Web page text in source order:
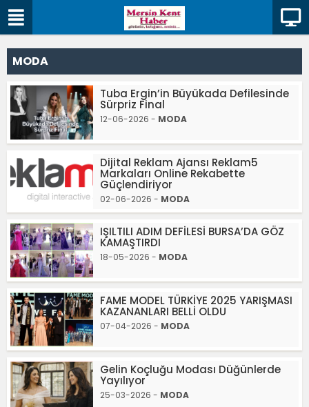
MODA
Tuba Ergin’in Büyükada Defilesinde
Sürpriz Final
12-06-2026 - MODA
Dijital Reklam Ajansı Reklam5
Markaları Online Rekabette
Güçlendiriyor
02-06-2026 - MODA
IŞILTILI ADIM DEFİLESİ BURSA’DA GÖZ
KAMAŞTIRDI
18-05-2026 - MODA
FAME MODEL TÜRKİYE 2025 YARIŞMASI
KAZANANLARI BELLİ OLDU
07-04-2026 - MODA
Gelin Koçluğu Modası Düğünlerde
Yayılıyor
25-03-2026 - MODA